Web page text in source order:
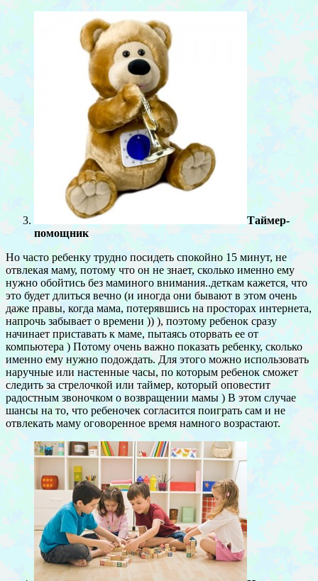
Таймер-
помощник
Но часто ребенку трудно посидеть спокойно 15 минут, не
отвлекая маму, потому что он не знает, сколько именно ему
нужно обойтись без маминого внимания..деткам кажется, что
это будет длиться вечно (и иногда они бывают в этом очень
даже правы, когда мама, потерявшись на просторах интернета,
напрочь забывает о времени )) ), поэтому ребенок сразу
начинает приставать к маме, пытаясь оторвать ее от
компьютера ) Потому очень важно показать ребенку, сколько
именно ему нужно подождать. Для этого можно использовать
наручные или настенные часы, по которым ребенок сможет
следить за стрелочкой или таймер, который оповестит
радостным звоночком о возвращении мамы ) В этом случае
шансы на то, что ребеночек согласится поиграть сам и не
отвлекать маму оговоренное время намного возрастают.